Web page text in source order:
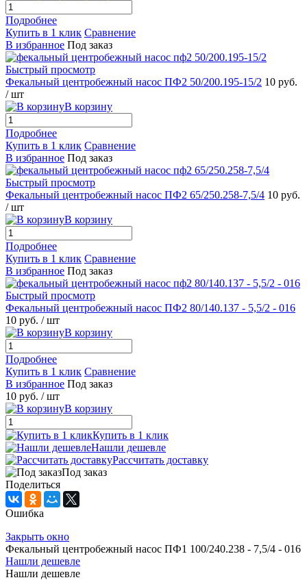
Подробнее
Купить в 1 клик Сравнение
В избранное Под заказ
Быстрый просмотр
Фекальный центробежный насос ПФ2 50/200.195-15/2 10 руб.
/ шт
В корзину
Подробнее
Купить в 1 клик Сравнение
В избранное Под заказ
Быстрый просмотр
Фекальный центробежный насос ПФ2 65/250.258-7,5/4 10 руб.
/ шт
В корзину
Подробнее
Купить в 1 клик Сравнение
В избранное Под заказ
Быстрый просмотр
Фекальный центробежный насос ПФ2 80/140.137 - 5,5/2 - 016
10 руб. / шт
В корзину
Подробнее
Купить в 1 клик Сравнение
В избранное Под заказ
10 руб. / шт
В корзину
Купить в 1 клик
Нашли дешевле
Рассчитать доставку
Под заказ
Поделиться
Ошибка
Закрыть окно
Фекальный центробежный насос ПФ1 100/240.238 - 7,5/4 - 016
Нашли дешевле
Нашли дешевле